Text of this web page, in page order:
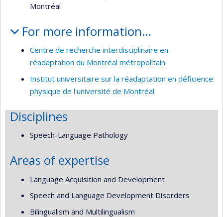
Montréal
For more information…
Centre de recherche interdisciplinaire en
réadaptation du Montréal métropolitain
Institut universitaire sur la réadaptation en déficience
physique de l'université de Montréal
Disciplines
Speech-Language Pathology
Areas of expertise
Language Acquisition and Development
Speech and Language Development Disorders
Bilingualism and Multilingualism